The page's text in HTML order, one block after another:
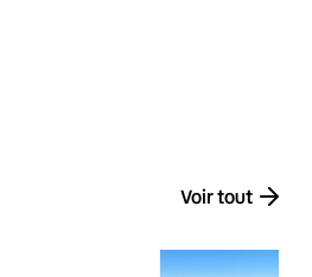
Voir tout